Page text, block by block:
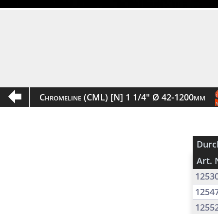
Chromeline (CML) [N] 1 1/4" Ø 42-1200mm
Art.